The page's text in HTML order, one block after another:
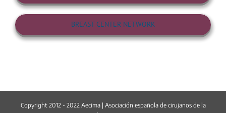
BREAST CENTER NETWORK
Copyright 2012 - 2022 Aecima | Asociación española de cirujanos de la